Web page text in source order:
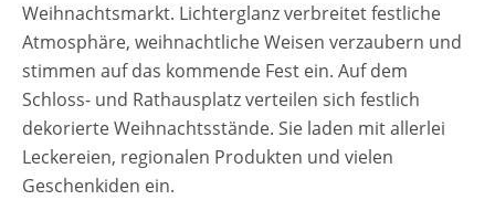
Weihnachtsmarkt. Lichterglanz verbreitet festliche
Atmosphäre, weihnachtliche Weisen verzaubern und
stimmen auf das kommende Fest ein. Auf dem
Schloss- und Rathausplatz verteilen sich festlich
dekorierte Weihnachtsstände. Sie laden mit allerlei
Leckereien, regionalen Produkten und vielen
Geschenkiden ein.